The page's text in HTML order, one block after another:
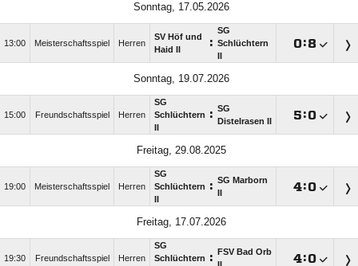
Sonntag, 17.05.2026
13:00 Meisterschaftsspiel Herren
SV Höf und
Haid II
:
SG
Schlüchtern
:
Sonntag, 19.07.2026
15:00 Freundschaftsspiel Herren
SG
Schlüchtern : SG
Distelrasen II
:
Freitag, 29.08.2025
19:00 Meisterschaftsspiel Herren
SG
Schlüchtern : SG Marborn
:
Freitag, 17.07.2026
19:30 Freundschaftsspiel Herren
SG
Schlüchtern :
FSV Bad Orb
: